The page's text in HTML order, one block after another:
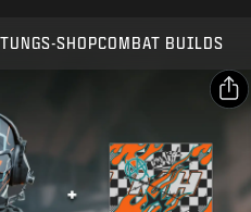
SHOPCOMBAT BUILDS
TEILEN
E-Mail